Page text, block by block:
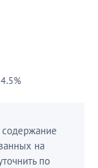
содержание
на
по